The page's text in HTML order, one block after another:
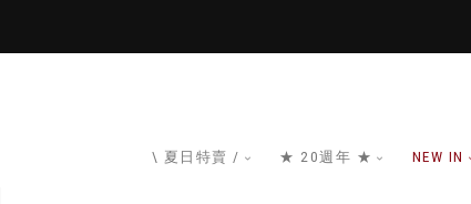
\ 夏日特賣 / ★ 20週年 ★ NEW IN